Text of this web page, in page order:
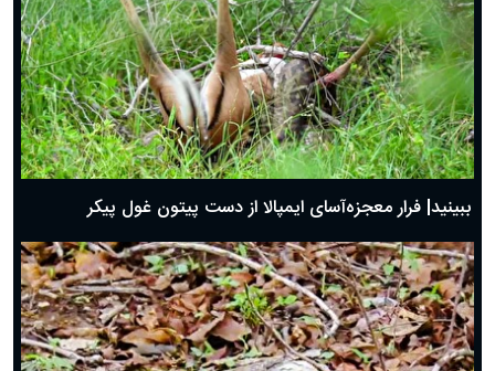
ببینید| فرار معجزه‌آسای ایمپالا از دست پیتون غول پیکر